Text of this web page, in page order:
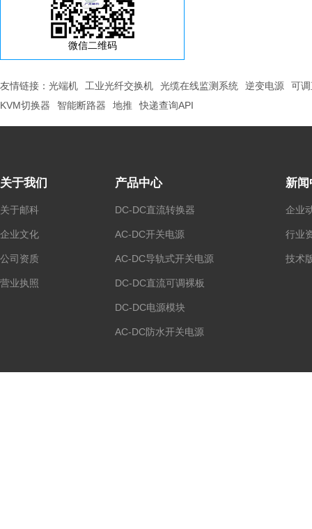
微信二维码
友情链接： 光端机 工业光纤交换机 光缆在线监测系统 逆变电源
可
KVM切换器
智能断路器 地推 快递查询API
关于我们
关于邮科
企业文化
公司资质
营业执照
产品中心
DC-DC直流转换器
AC-DC开关电源
AC-DC导轨式开关电源
DC-DC直流可调裸板
DC-DC电源模块
AC-DC防水开关电源
新
企业
行业
技术